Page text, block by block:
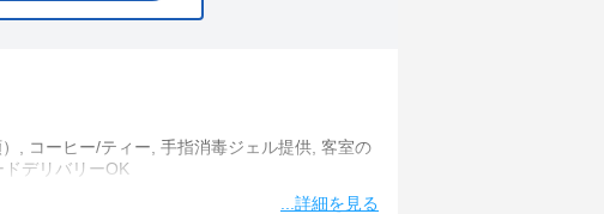
, コーヒー/ティー, 手指消毒ジェル提供, 客室の
...詳細を見る